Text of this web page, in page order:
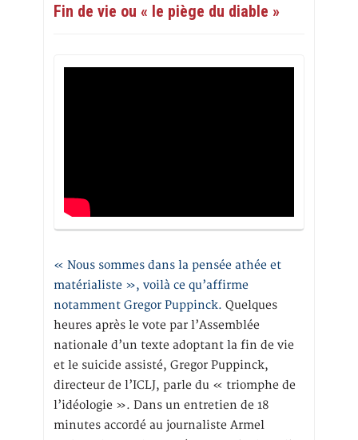
Fin de vie ou « le piège du diable »
« Nous sommes dans la pensée athée et
matérialiste », voilà ce qu’affirme
notamment Gregor Puppinck. Quelques
heures après le vote par l’Assemblée
nationale d’un texte adoptant la fin de vie
et le suicide assisté, Gregor Puppinck,
directeur de l’ICLJ, parle du « triomphe de
l’idéologie ». Dans un entretien de 18
minutes accordé au journaliste Armel